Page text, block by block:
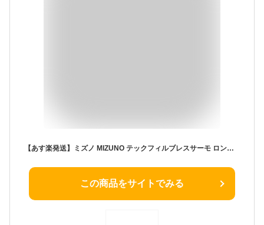
【あす楽発送】ミズノ MIZUNO テックフィルブレスサーモ ロングコート 32MEC852 限定 レディース ベンチコート アウター フード付き ダウンに負けない 防寒 スポーツ観戦 試合応援 黒 紺 白 25AW【チームQ】【冬特】【CPN03H】【99S】
この商品をサイトでみる